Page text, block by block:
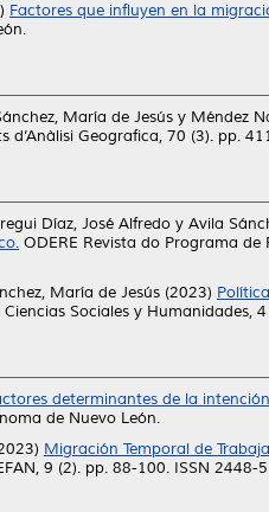
Factores que influyen en la
María de Jesús y Méndez
d’Anàlisi Geografica, 70 (3). pp.
Díaz, José Alfredo y Avila
ODERE Revista do Programa
María de Jesús (2023)
Sociales y Humanidades,
determinantes de la
de Nuevo León.
Migración Temporal de
9 (2). pp. 88-100. ISSN 2448-